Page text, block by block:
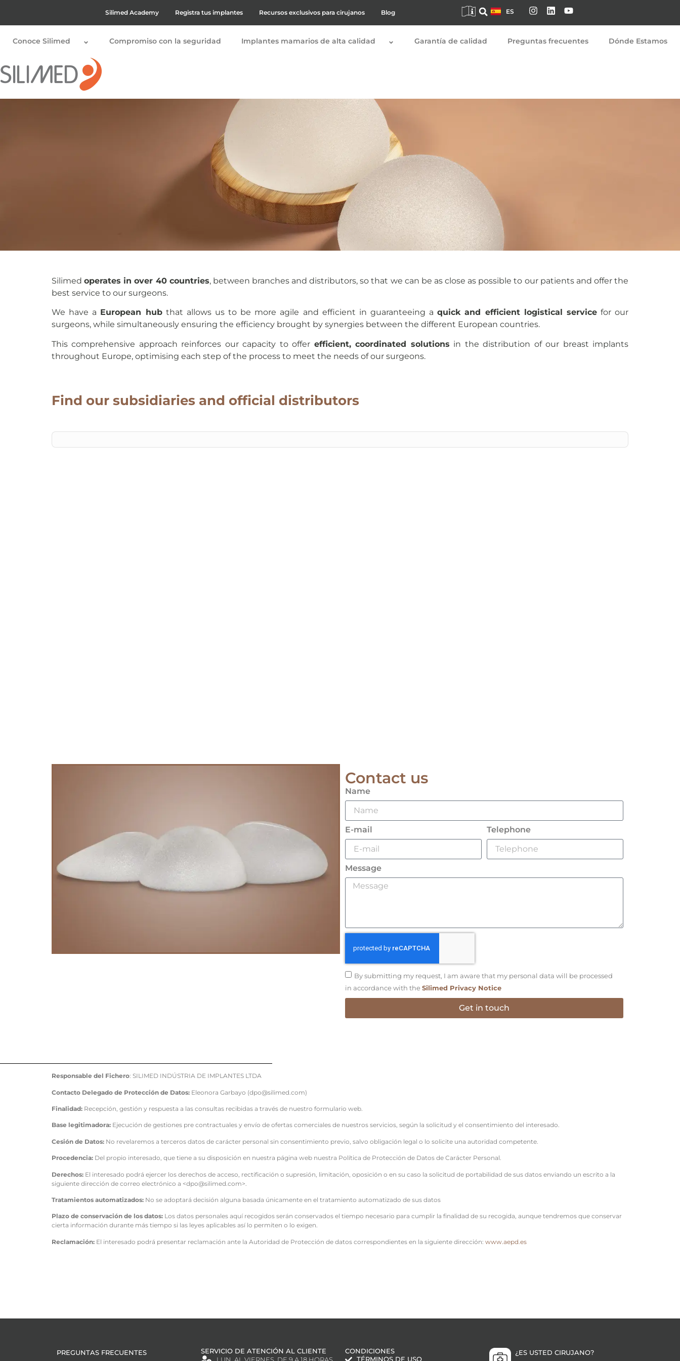
Conoce Silimed Compromiso con la seguridad Implantes mamarios de alta calidad Garantía de calidad Preguntas frecuentes Dónde Estamos
Silimed Academy Registra tus implantes Recursos exclusivos para cirujanos Blog ES
EN
we are
Silimedoperates in over 40 countries, between branches and distributors, so that we can be as close as possible to our patients and offer the
best service to our surgeons.
We have a European hubthat allows us to be more agile and efficient in guaranteeing aquick and efficient logistical servicefor our
surgeons, while simultaneously ensuring the efficiency brought by synergies between the different European countries.
This comprehensive approach reinforces our capacity to offer efficient, coordinated solutions in the distribution of our breast implants
throughout Europe, optimising each step of the process to meet the needs of our surgeons.
Find our subsidiaries and official distributors
Contact us
Name
E-mail Telephone
Message
By submitting my request, I am aware that my personal data will be processed
in accordance with the Silimed Privacy Notice
Get in touch
Responsable del Fichero: SILIMED INDÚSTRIA DE IMPLANTES LTDA
Contacto Delegado de Protección de Datos: Eleonora Garbayo (dpo@silimed.com)
Finalidad: Recepción, gestión y respuesta a las consultas recibidas a través de nuestro formulario web.
Base legitimadora: Ejecución de gestiones pre contractuales y envío de ofertas comerciales de nuestros servicios, según la solicitud y el consentimiento del interesado.
Cesión de Datos: No revelaremos a terceros datos de carácter personal sin consentimiento previo, salvo obligación legal o lo solicite una autoridad competente.
Procedencia: Del propio interesado, que tiene a su disposición en nuestra página web nuestra Política de Protección de Datos de Carácter Personal.
Derechos: El interesado podrá ejercer los derechos de acceso, rectificación o supresión, limitación, oposición o en su caso la solicitud de portabilidad de sus datos enviando un escrito a la
siguiente dirección de correo electrónico a <dpo@silimed.com>.
Tratamientos automatizados: No se adoptará decisión alguna basada únicamente en el tratamiento automatizado de sus datos
Plazo de conservación de los datos: Los datos personales aquí recogidos serán conservados el tiempo necesario para cumplir la finalidad de su recogida, aunque tendremos que conservar
cierta información durante más tiempo si las leyes aplicables así lo permiten o lo exigen.
Reclamación: El interesado podrá presentar reclamación ante la Autoridad de Protección de datos correspondientes en la siguiente dirección: www.aepd.es
PREGUNTAS FRECUENTES
SERVICIO DE ATENCIÓN AL CLIENTE
CONDICIONES
TÉRMINOS DE USO
¿ES USTED CIRUJANO?